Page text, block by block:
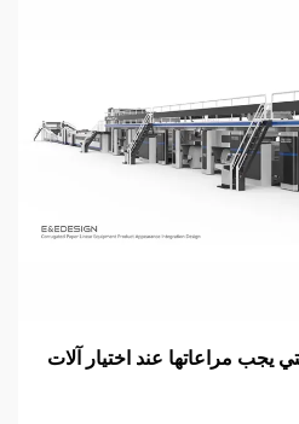
يجب مراعاتها عند اختيار آلات